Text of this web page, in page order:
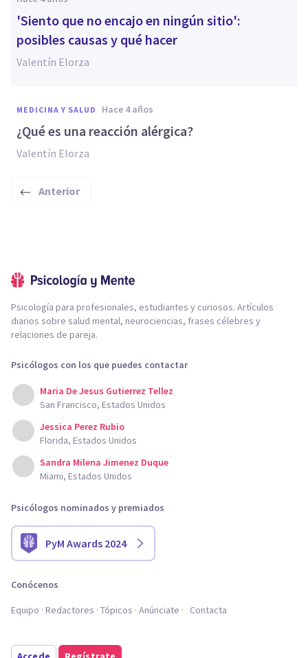
'Siento que no encajo en ningún sitio':
posibles causas y qué hacer
Valentín Elorza
MEDICINA Y SALUD hace 4 años
¿Qué es una reacción alérgica?
Valentín Elorza
Anterior
Psicología para profesionales, estudiantes y curiosos. Artículos
diarios sobre salud mental, neurociencias, frases célebres y
relaciones de pareja.
Psicólogos con los que puedes contactar
Maria De Jesus Gutierrez Tellez
San Francisco, Estados Unidos
Jessica Perez Rubio
Florida, Estados Unidos
Sandra Milena Jimenez Duque
Miami, Estados Unidos
Psicólogos nominados y premiados
PyM Awards 2024
Conócenos
Equipo Redactores Tópicos Anúnciate Contacta